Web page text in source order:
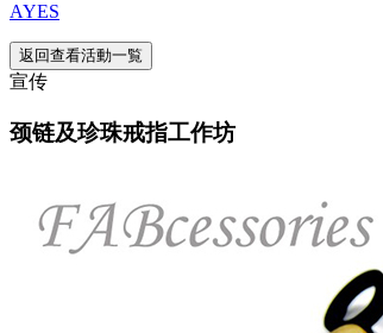
AYES
返回查看活動一覧
宣传
颈链及珍珠戒指工作坊